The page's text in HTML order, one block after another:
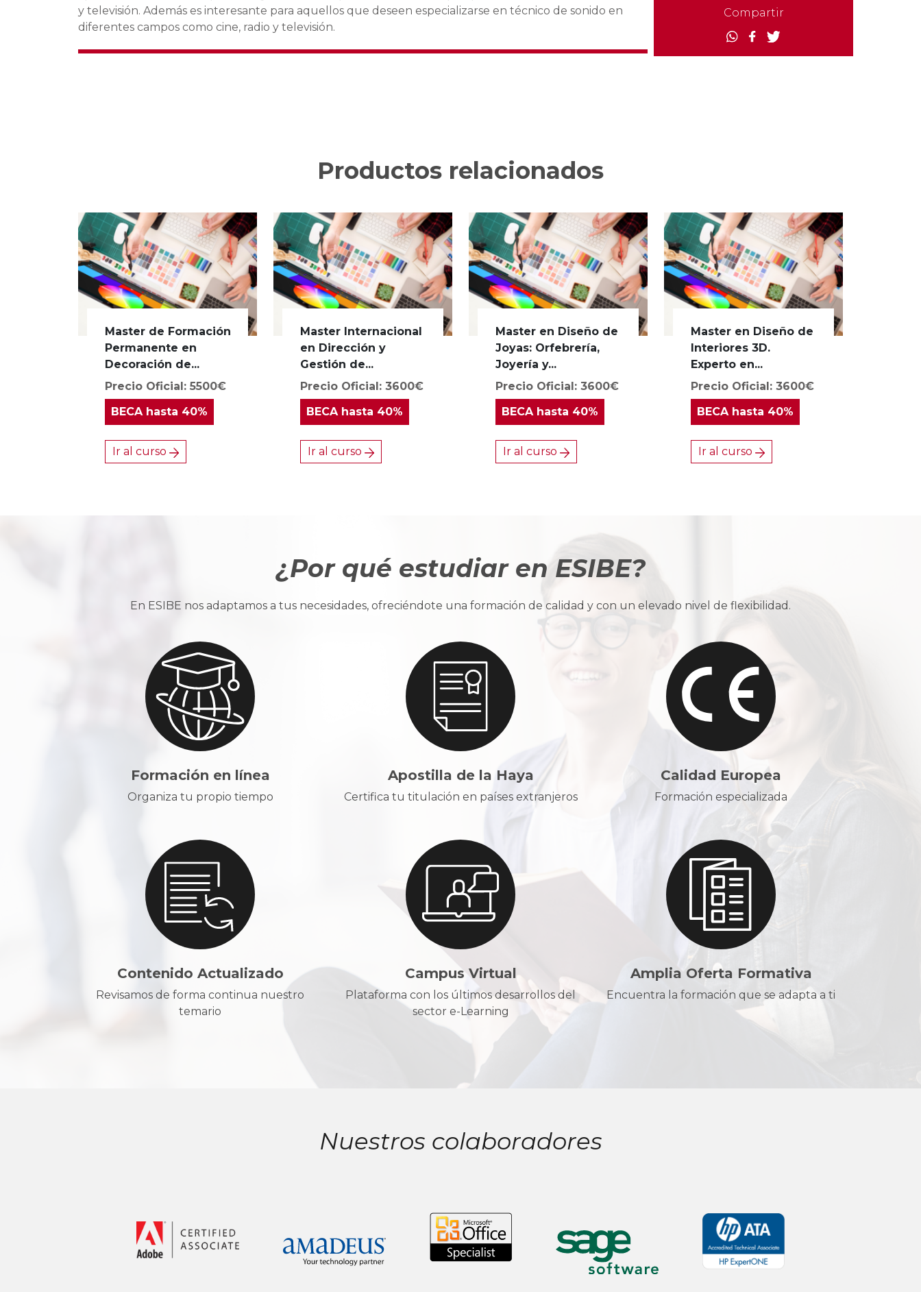
y televisión. Además es interesante para aquellos que deseen especializarse en técnico de sonido en
diferentes campos como cine, radio y televisión.
Compartir
Productos relacionados
Master de Formación
Permanente en
Decoración de...
Precio Oficial: 5500€
BECAhasta 40%
Ir al curso
Master Internacional
en Dirección y
Gestión de...
Precio Oficial: 3600€
BECAhasta 40%
Ir al curso
Master en Diseño de
Joyas: Orfebrería,
Joyería y...
Precio Oficial: 3600€
BECAhasta 40%
Ir al curso
Master en Diseño de
Interiores 3D.
Experto en...
Precio Oficial: 3600€
BECAhasta 40%
Ir al curso
¿Por qué estudiar en ESIBE?
En ESIBE nos adaptamos a tus necesidades, ofreciéndote una formación de calidad y con un elevado nivel de flexibilidad.
Formación en línea
Organiza tu propio tiempo
Apostilla de la Haya
Certifica tu titulación en países extranjeros
Calidad Europea
Formación especializada
Contenido Actualizado
Revisamos de forma continua nuestro
temario
Campus Virtual
Plataforma con los últimos desarrollos del
sector e-Learning
Amplia Oferta Formativa
Encuentra la formación que se adapta a ti
Nuestros colaboradores